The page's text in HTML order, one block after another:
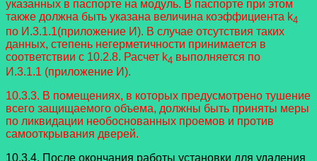
указанных в паспорте на модуль. В паспорте при этом
также должна быть указана величина коэффициента k4
по И.3.1.1(приложение И). В случае отсутствия таких
данных, степень негерметичности принимается в
соответствии с 10.2.8. Расчет k4 выполняется по
И.3.1.1 (приложение И).
10.3.3. В помещениях, в которых предусмотрено тушение
всего защищаемого объема, должны быть приняты меры
по ликвидации необоснованных проемов и против
самооткрывания дверей.
10.3.4. После окончания работы установки для удаления